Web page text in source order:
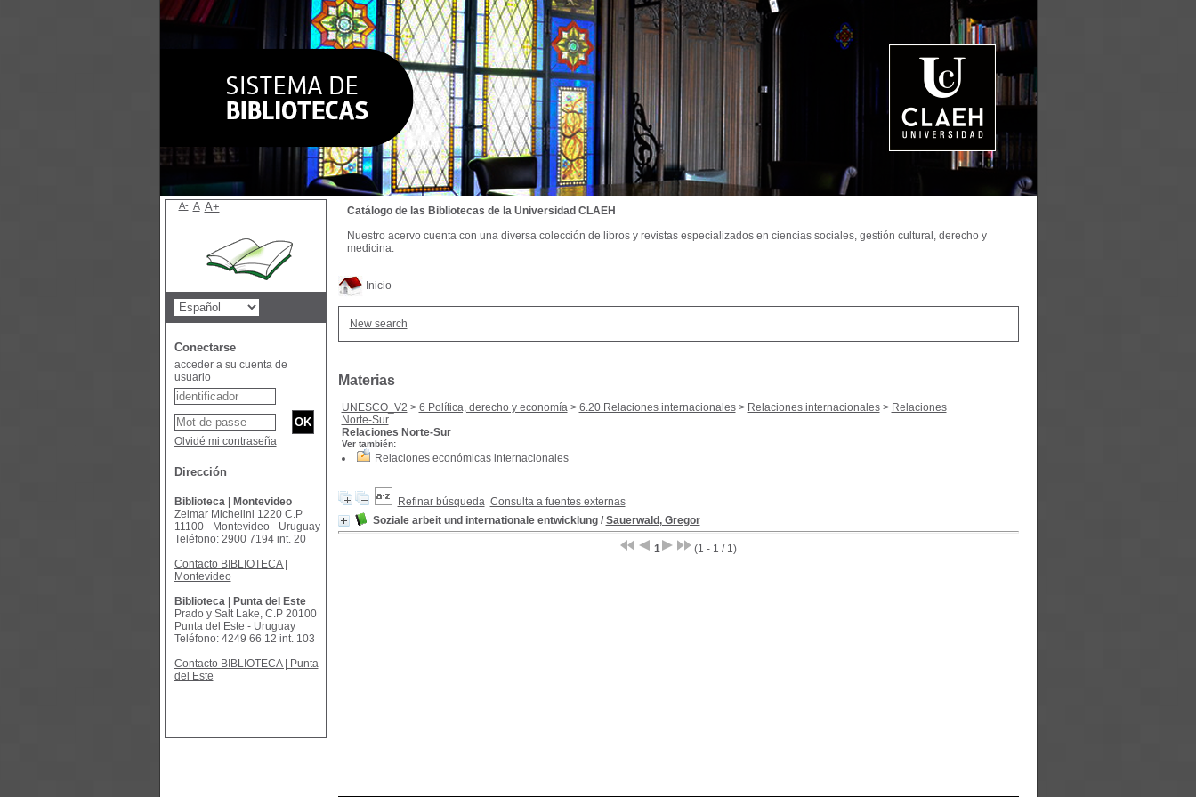
Inicio
New search
Materias
UNESCO_V2 > 6 Política, derecho y economía> 6.20 Relaciones internacionales> Relaciones internacionales> Relaciones
Norte-Sur
Relaciones Norte-Sur
Ver también:
Relaciones económicas internacionales
Refinar búsqueda Consulta a fuentes externas
Soziale arbeit und internationale entwicklung/ Sauerwald, Gregor
1 (1 - 1 / 1)
Catálogo de las Bibliotecas de la Universidad CLAEH
Nuestro acervo cuenta con una diversa colección de libros y revistas especializados en ciencias sociales, gestión cultural, derecho y
medicina.
A- A A+
Conectarse
acceder a su cuenta de
usuario
Olvidé mi contraseña
Dirección
Biblioteca | Montevideo
Zelmar Michelini 1220 C.P
11100 - Montevideo - Uruguay
Teléfono: 2900 7194 int. 20
Contacto BIBLIOTECA |
Montevideo
Biblioteca | Punta del Este
Prado y Salt Lake, C.P 20100
Punta del Este - Uruguay
Teléfono: 4249 66 12 int. 103
Contacto BIBLIOTECA | Punta
del Este